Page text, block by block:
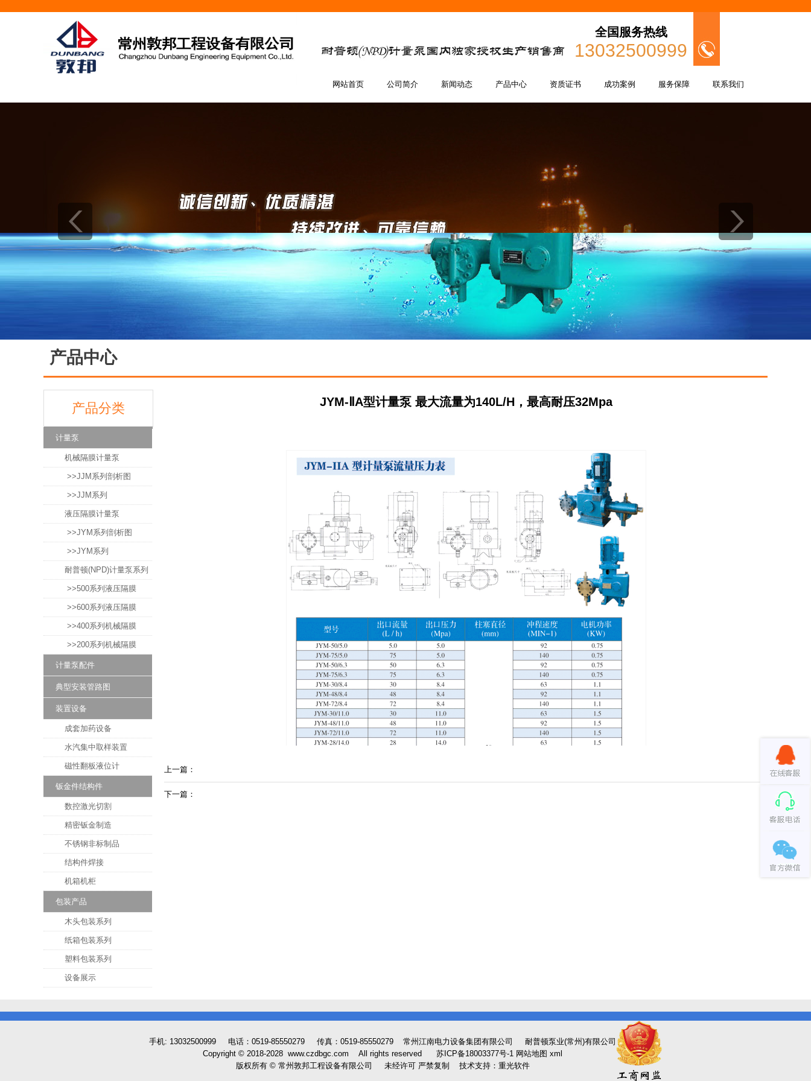
全国服务热线
13032500999
网站首页 公司简介 新闻动态 产品中心 资质证书 成功案例 服务保障 联系我们
产品中心
产品分类
计量泵
机械隔膜计量泵
>>JJM系列剖析图
>>JJM系列
液压隔膜计量泵
>>JYM系列剖析图
>>JYM系列
耐普顿(NPD)计量泵系列
>>500系列液压隔膜
>>600系列液压隔膜
>>400系列机械隔膜
>>200系列机械隔膜
计量泵配件
典型安装管路图
装置设备
成套加药设备
水汽集中取样装置
磁性翻板液位计
钣金件结构件
数控激光切割
精密钣金制造
不锈钢非标制品
结构件焊接
机箱机柜
包装产品
木头包装系列
纸箱包装系列
塑料包装系列
设备展示
JYM-ⅡA型计量泵 最大流量为140L/H，最高耐压32Mpa
上一篇：
下一篇：
手机: 13032500999 电话：0519-85550279 传真：0519-85550279 常州江南电力设备集团有限公司
耐普顿泵业(常州)有限公司
Copyright © 2018-2028 www.czdbgc.com All rights reserved 苏ICP备18003377号-1 网站地图 xml
版权所有 © 常州敦邦工程设备有限公司 未经许可 严禁复制 技术支持：重光软件